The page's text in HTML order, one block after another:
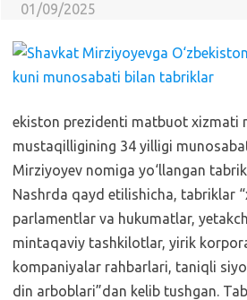
01/09/2025
ekiston prezidenti matbuot xizmati
mustaqilligining 34 yilligi
Mirziyoyev nomiga yo‘llangan
Nashrda qayd etilishicha, tabriklar
parlamentlar va hukumatlar,
mintaqaviy tashkilotlar, yirik
kompaniyalar rahbarlari, taniqli
din arboblari”dan kelib tushgan.